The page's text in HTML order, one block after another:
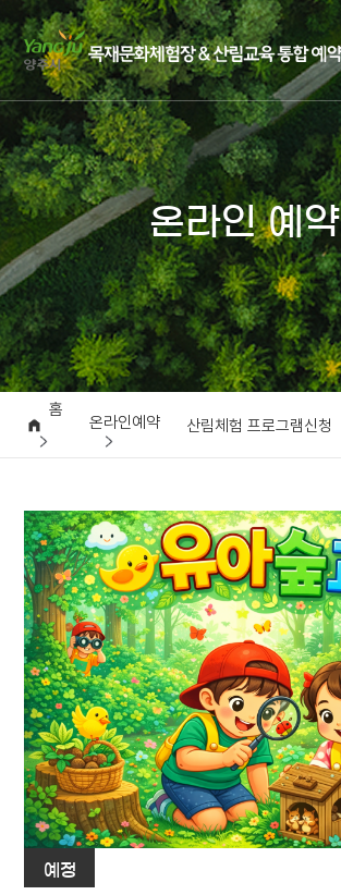
온라인 예약
홈
온라인예약 산림체험 프로그램신청
예정